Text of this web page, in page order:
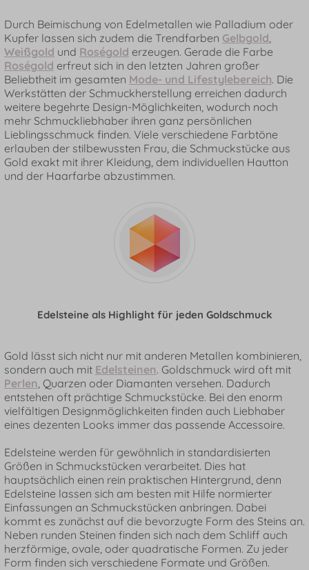
Durch Beimischung von Edelmetallen wie Palladium oder
Kupfer lassen sich zudem die Trendfarben Gelbgold,
Weißgold und Roségold erzeugen. Gerade die Farbe
Roségold erfreut sich in den letzten Jahren großer
Beliebtheit im gesamten Mode- und Lifestylebereich. Die
Werkstätten der Schmuckherstellung erreichen dadurch
weitere begehrte Design-Möglichkeiten, wodurch noch
mehr Schmuckliebhaber ihren ganz persönlichen
Lieblingsschmuck finden. Viele verschiedene Farbtöne
erlauben der stilbewussten Frau, die Schmuckstücke aus
Gold exakt mit ihrer Kleidung, dem individuellen Hautton
und der Haarfarbe abzustimmen.
Edelsteine als Highlight für jeden Goldschmuck
Gold lässt sich nicht nur mit anderen Metallen kombinieren,
sondern auch mit Edelsteinen. Goldschmuck wird oft mit
Perlen, Quarzen oder Diamanten versehen. Dadurch
entstehen oft prächtige Schmuckstücke. Bei den enorm
vielfältigen Designmöglichkeiten finden auch Liebhaber
eines dezenten Looks immer das passende Accessoire.
Edelsteine werden für gewöhnlich in standardisierten
Größen in Schmuckstücken verarbeitet. Dies hat
hauptsächlich einen rein praktischen Hintergrund, denn
Edelsteine lassen sich am besten mit Hilfe normierter
Einfassungen an Schmuckstücken anbringen. Dabei
kommt es zunächst auf die bevorzugte Form des Steins an.
Neben runden Steinen finden sich nach dem Schliff auch
herzförmige, ovale, oder quadratische Formen. Zu jeder
Form finden sich verschiedene Formate und Größen.